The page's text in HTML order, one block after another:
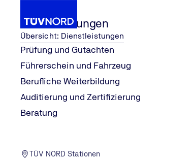
Dienstleistungen
Übersicht: Dienstleistungen
Prüfung und Gutachten
Führerschein und Fahrzeug
Berufliche Weiterbildung
Auditierung und Zertifizierung
Beratung
TÜV NORD Stationen
Home
Ratgeber und Tipps - Technik,
Tipps und Trends aus der Mobilität